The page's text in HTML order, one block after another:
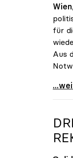
Wien,
für
Aus